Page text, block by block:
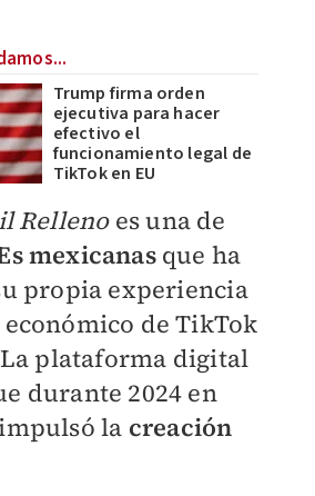
Trump firma orden
ejecutiva para hacer
efectivo el
funcionamiento legal de
TikTok en EU
Rellenoes una de
mexicanas que ha
propia experiencia
de TikTok
plataforma digital
durante 2024 en
la creación